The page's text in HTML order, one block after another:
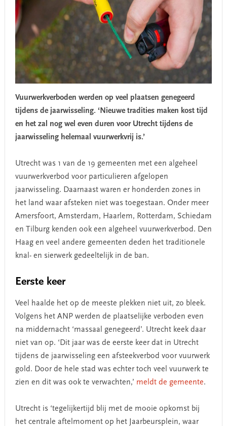
Vuurwerkverboden werden op veel plaatsen genegeerd
tijdens de jaarwisseling. ‘Nieuwe tradities maken kost tijd
en het zal nog wel even duren voor Utrecht tijdens de
jaarwisseling helemaal vuurwerkvrij is.’
Utrecht was 1 van de 19 gemeenten met een algeheel
vuurwerkverbod voor particulieren afgelopen
jaarwisseling. Daarnaast waren er honderden zones in
het land waar afsteken niet was toegestaan. Onder meer
Amersfoort, Amsterdam, Haarlem, Rotterdam, Schiedam
en Tilburg kenden ook een algeheel vuurwerkverbod. Den
Haag en veel andere gemeenten deden het traditionele
knal- en sierwerk gedeeltelijk in de ban.
Eerste keer
Veel haalde het op de meeste plekken niet uit, zo bleek.
Volgens het ANP werden de plaatselijke verboden even
na middernacht ‘massaal genegeerd’. Utrecht keek daar
niet van op. ‘Dit jaar was de eerste keer dat in Utrecht
tijdens de jaarwisseling een afsteekverbod voor vuurwerk
gold. Door de hele stad was echter toch veel vuurwerk te
zien en dit was ook te verwachten,’ meldt de gemeente.
Utrecht is ‘tegelijkertijd blij met de mooie opkomst bij
het centrale aftelmoment op het Jaarbeursplein, waar